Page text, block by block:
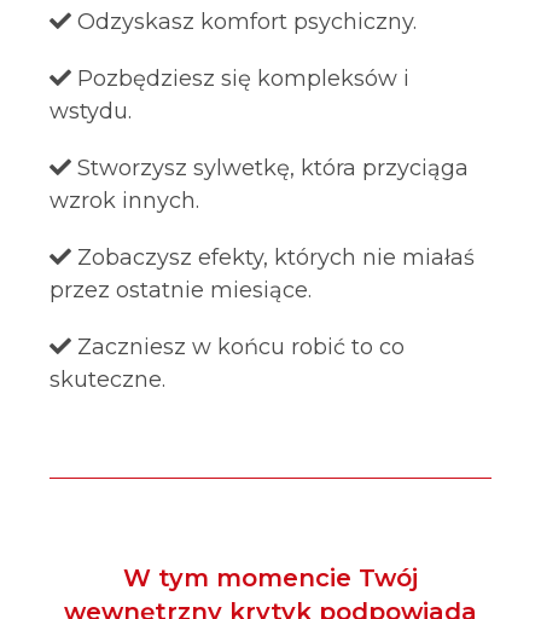
Odzyskasz komfort psychiczny.
Pozbędziesz się kompleksów i
wstydu.
Stworzysz sylwetkę, która przyciąga
wzrok innych.
Zobaczysz efekty, których nie miałaś
przez ostatnie miesiące.
Zaczniesz w końcu robić to co
skuteczne.
W tym momencie Twój
wewnętrzny krytyk podpowiada